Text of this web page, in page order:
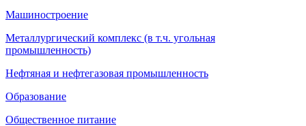
Машиностроение
Металлургический комплекс (в т.ч. угольная
промышленность)
Нефтяная и нефтегазовая промышленность
Образование
Общественное питание